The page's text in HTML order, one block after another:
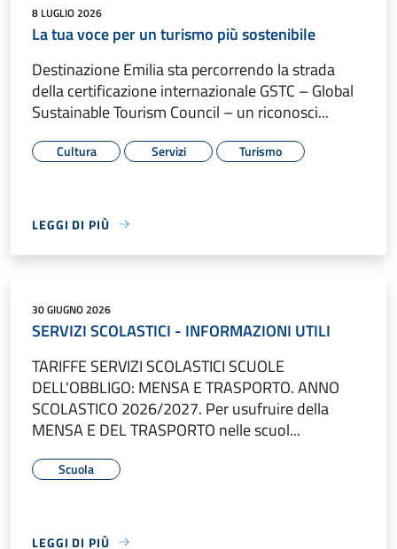
8 LUGLIO 2026
La tua voce per un turismo più sostenibile
Destinazione Emilia sta percorrendo la strada
della certificazione internazionale GSTC – Global
Sustainable Tourism Council – un riconosci...
Cultura Servizi Turismo
LEGGI DI PIÙ
30 GIUGNO 2026
SERVIZI SCOLASTICI - INFORMAZIONI UTILI
TARIFFE SERVIZI SCOLASTICI SCUOLE
DELL'OBBLIGO: MENSA E TRASPORTO. ANNO
SCOLASTICO 2026/2027. Per usufruire della
MENSA E DEL TRASPORTO nelle scuol...
Scuola
LEGGI DI PIÙ